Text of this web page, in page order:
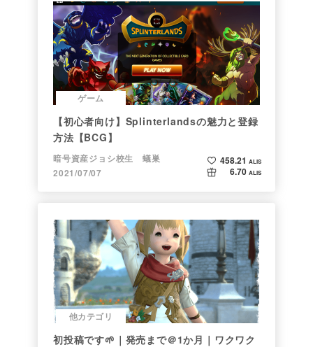
ゲーム
【初心者向け】Splinterlandsの魅力と登録
方法【BCG】
暗号資産ジョシ校生 蟻巣
2021/07/07
458.21 ALIS
6.70 ALIS
他カテゴリ
初投稿です🌱｜発売まで＠1か月｜ワクワク